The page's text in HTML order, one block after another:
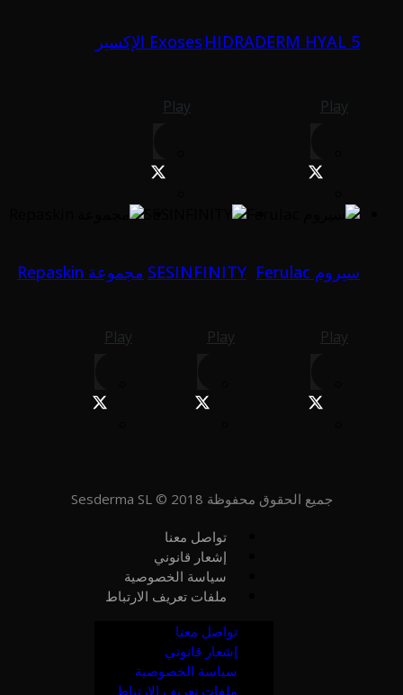
HIDRADERM HYAL 5
Play
Exoses الإكسير
Play
سيروم Ferulac
Play
SESINFINITY
Play
مجموعة Repaskin
Play
جميع الحقوق محفوظة Sesderma SL © 2018
تواصل معنا
إشعار قانوني
سياسة الخصوصية
ملفات تعريف الارتباط
تواصل معنا
إشعار قانوني
سياسة الخصوصية
ملفات تعريف الارتباط